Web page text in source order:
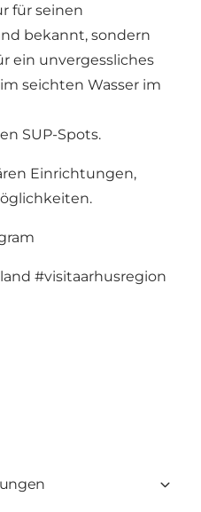
für seinen
bekannt, sondern
ein unvergessliches
seichten Wasser im
SUP-Spots.
Einrichtungen,
#visitaarhusregion